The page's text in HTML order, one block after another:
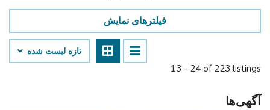
13 - 24 of 223 listings
فیلترهای نمایش
تازه لیست شده
آگهی‌ها